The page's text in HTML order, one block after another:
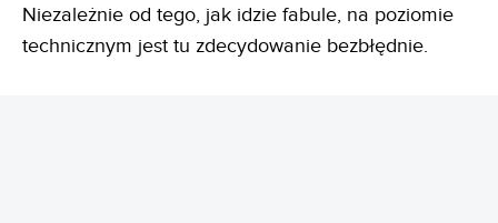
Niezależnie od tego, jak idzie fabule, na poziomie
technicznym jest tu zdecydowanie bezbłędnie.